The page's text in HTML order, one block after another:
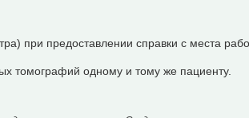
при предоставлении справки с места
томографий одному и тому же пациенту.